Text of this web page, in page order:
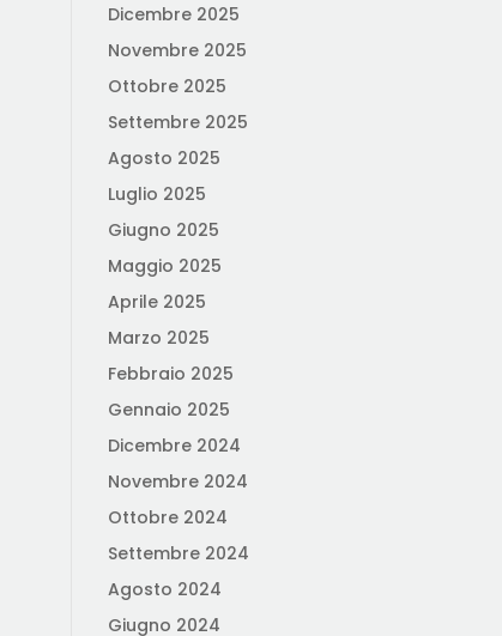
Dicembre 2025
Novembre 2025
Ottobre 2025
Settembre 2025
Agosto 2025
Luglio 2025
Giugno 2025
Maggio 2025
Aprile 2025
Marzo 2025
Febbraio 2025
Gennaio 2025
Dicembre 2024
Novembre 2024
Ottobre 2024
Settembre 2024
Agosto 2024
Giugno 2024